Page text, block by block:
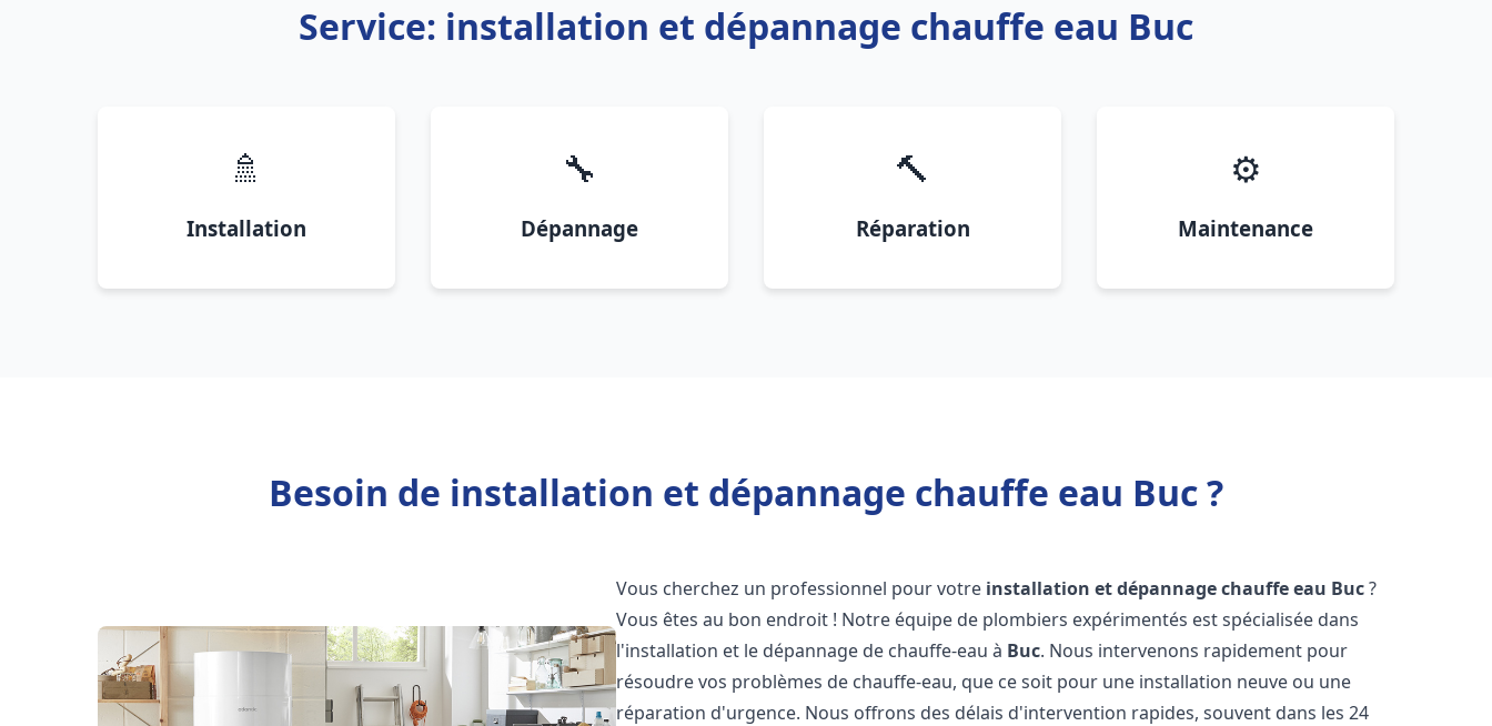
Service: installation et dépannage chauffe eau Buc
🚿
Installation
🔧
Dépannage
🔨
Réparation
⚙️
Maintenance
Besoin de installation et dépannage chauffe eau Buc ?
Vous cherchez un professionnel pour votre installation et dépannage chauffe eau Buc?
Vous êtes au bon endroit ! Notre équipe de plombiers expérimentés est spécialisée dans
l'installation et le dépannage de chauffe-eau à Buc. Nous intervenons rapidement pour
résoudre vos problèmes de chauffe-eau, que ce soit pour une installation neuve ou une
réparation d'urgence. Nous offrons des délais d'intervention rapides, souvent dans les 24